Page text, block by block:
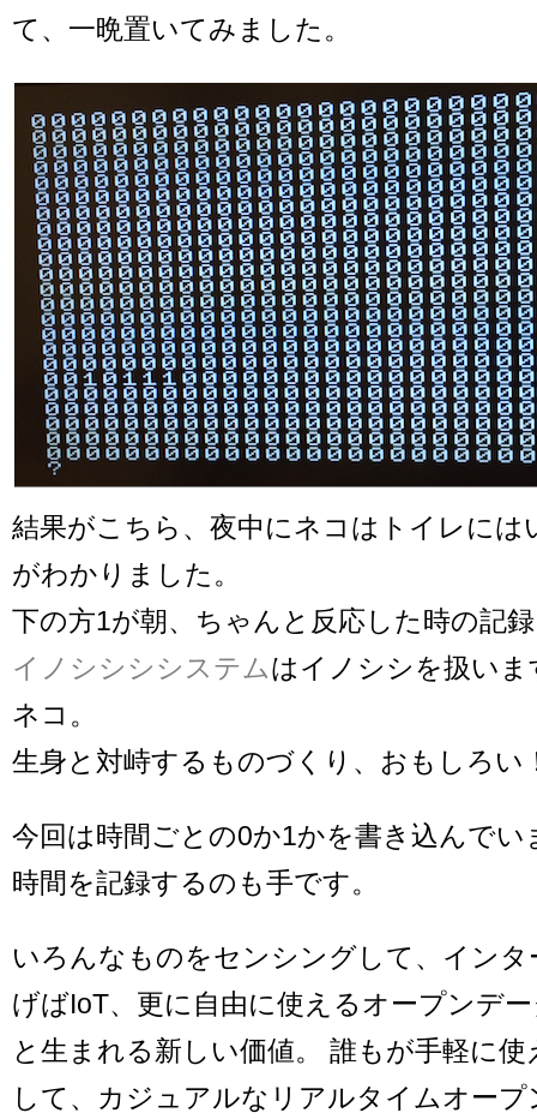
て、一晩置いてみました。
結果がこちら、夜中にネコはトイレには
がわかりました。
下の方1が朝、ちゃんと反応した時の記
イノシシシシステムはイノシシを扱い
ネコ。
生身と対峙するものづくり、おもしろい
今回は時間ごとの0か1かを書き込んでい
時間を記録するのも手です。
いろんなものをセンシングして、イン
げばIoT、更に自由に使えるオープンデ
と生まれる新しい価値。 誰もが手軽に
して、カジュアルなリアルタイムオー